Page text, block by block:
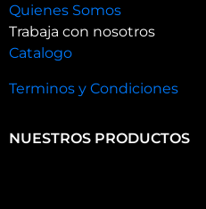
Quienes Somos
Trabaja con nosotros
Catalogo
Terminos y Condiciones
NUESTROS PRODUCTOS